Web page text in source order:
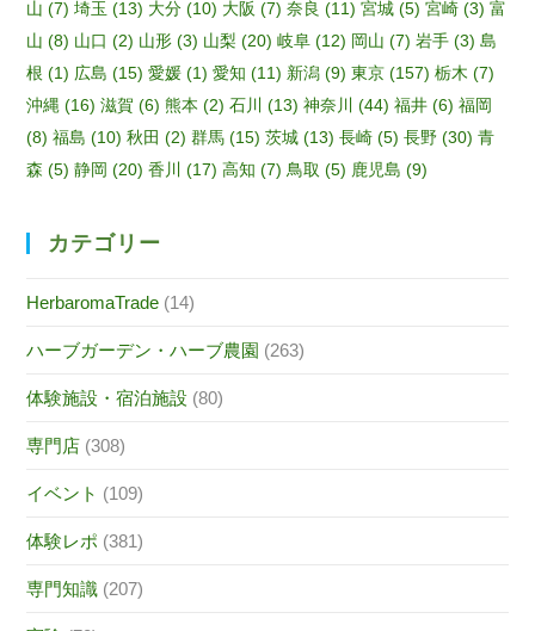
山 (7) 埼玉 (13) 大分 (10) 大阪 (7) 奈良 (11) 宮城 (5) 宮崎 (3) 富
山 (8) 山口 (2) 山形 (3) 山梨 (20) 岐阜 (12) 岡山 (7) 岩手 (3) 島
根 (1) 広島 (15) 愛媛 (1) 愛知 (11) 新潟 (9) 東京 (157) 栃木 (7)
沖縄 (16) 滋賀 (6) 熊本 (2) 石川 (13) 神奈川 (44) 福井 (6) 福岡
(8) 福島 (10) 秋田 (2) 群馬 (15) 茨城 (13) 長崎 (5) 長野 (30) 青
森 (5) 静岡 (20) 香川 (17) 高知 (7) 鳥取 (5) 鹿児島 (9)
カテゴリー
HerbaromaTrade (14)
ハーブガーデン・ハーブ農園 (263)
体験施設・宿泊施設 (80)
専門店 (308)
イベント (109)
体験レポ (381)
専門知識 (207)